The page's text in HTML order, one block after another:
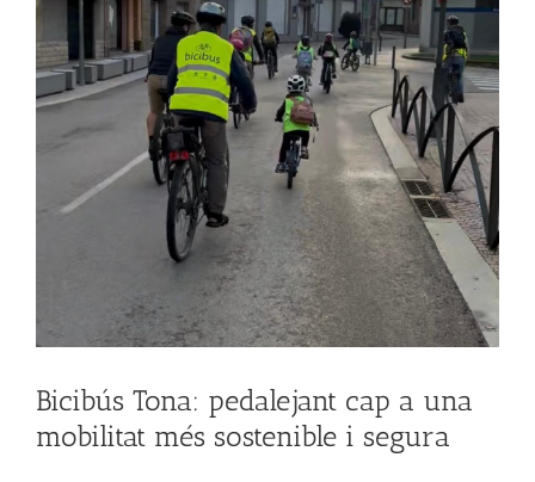
Bicibús Tona: pedalejant cap a una
mobilitat més sostenible i segura